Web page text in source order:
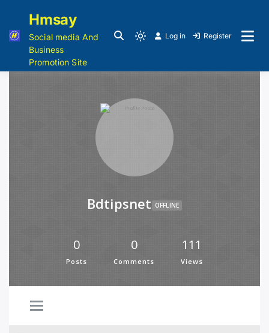
Hmsay
Social media And
Business
Promotion Site
Log in Register
Bdtipsnet OFFLINE
0
Posts
0
Comments
111
Views